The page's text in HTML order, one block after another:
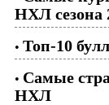
НХЛ сезона
• Топ-10
• Самые
НХЛ